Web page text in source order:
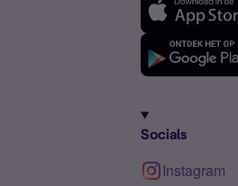
Socials
Instagram